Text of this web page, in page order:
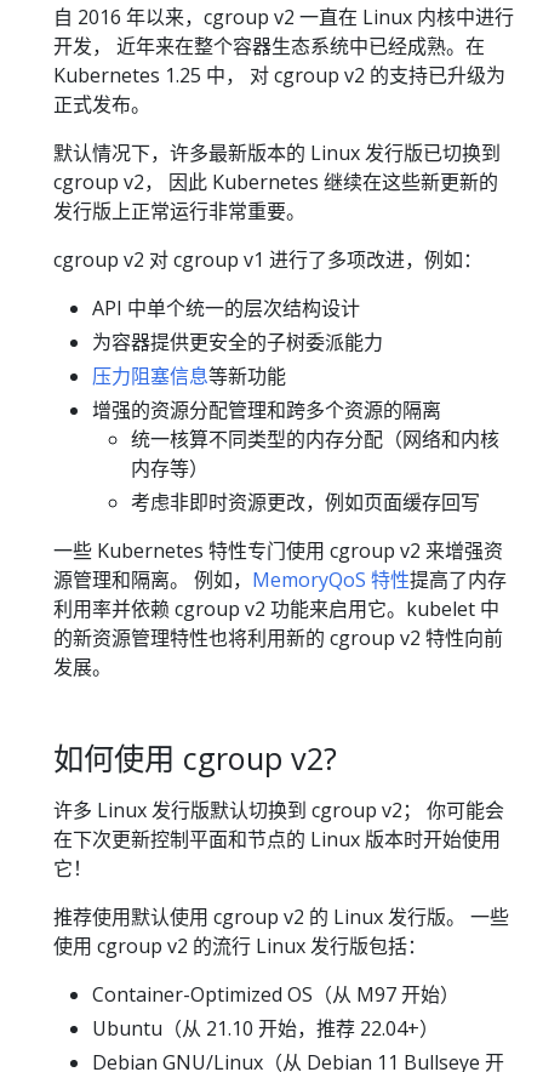
自 2016 年以来，cgroup v2 一直在 Linux 内核中进行
开发， 近年来在整个容器生态系统中已经成熟。在
Kubernetes 1.25 中， 对 cgroup v2 的支持已升级为
正式发布。
默认情况下，许多最新版本的 Linux 发行版已切换到
cgroup v2， 因此 Kubernetes 继续在这些新更新的
发行版上正常运行非常重要。
cgroup v2 对 cgroup v1 进行了多项改进，例如：
API 中单个统一的层次结构设计
为容器提供更安全的子树委派能力
压力阻塞信息等新功能
增强的资源分配管理和跨多个资源的隔离
统一核算不同类型的内存分配（网络和内核
内存等）
考虑非即时资源更改，例如页面缓存回写
一些 Kubernetes 特性专门使用 cgroup v2 来增强资
源管理和隔离。 例如， MemoryQoS 特性提高了内存
利用率并依赖 cgroup v2 功能来启用它。kubelet 中
的新资源管理特性也将利用新的 cgroup v2 特性向前
发展。
如何使用 cgroup v2?
许多 Linux 发行版默认切换到 cgroup v2； 你可能会
在下次更新控制平面和节点的 Linux 版本时开始使用
它！
推荐使用默认使用 cgroup v2 的 Linux 发行版。 一些
使用 cgroup v2 的流行 Linux 发行版包括：
Container-Optimized OS（从 M97 开始）
Ubuntu（从 21.10 开始，推荐 22.04+）
Debian GNU/Linux（从 Debian 11 Bullseye 开